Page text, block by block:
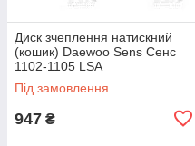
Диск зчеплення натискний
(кошик) Daewoo Sens Сенс
1102-1105 LSA
Під замовлення
947 ₴